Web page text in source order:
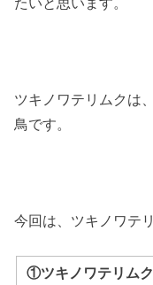
ツキノワテリムクは
鳥です。
今回は、ツキノワテ
①ツキノワテリム